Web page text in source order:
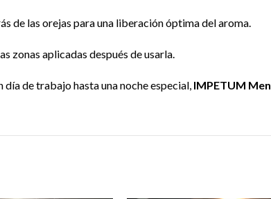
de las orejas para una liberación óptima del aroma.
zonas aplicadas después de usarla.
de trabajo hasta una noche especial, IMPETUM Men